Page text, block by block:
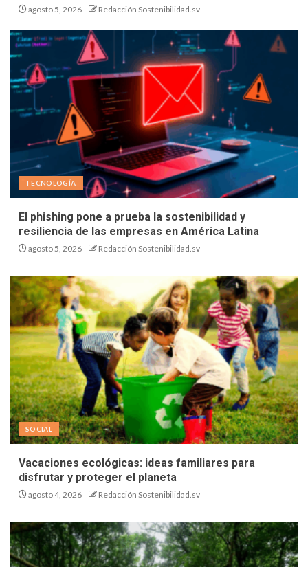
agosto 5, 2026 Redacción Sostenibilidad.sv
TECNOLOGÍA
El phishing pone a prueba la sostenibilidad y
resiliencia de las empresas en América Latina
agosto 5, 2026 Redacción Sostenibilidad.sv
SOCIAL
Vacaciones ecológicas: ideas familiares para
disfrutar y proteger el planeta
agosto 4, 2026 Redacción Sostenibilidad.sv